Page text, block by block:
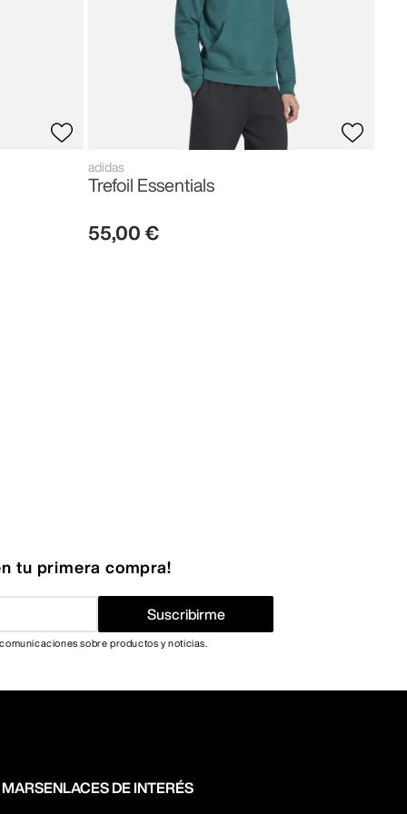
adidas
Trefoil Essentials
55,00 €
tu primera compra!
Suscribirme
sobre productos y noticias.
MARSENLACES DE INTERÉS